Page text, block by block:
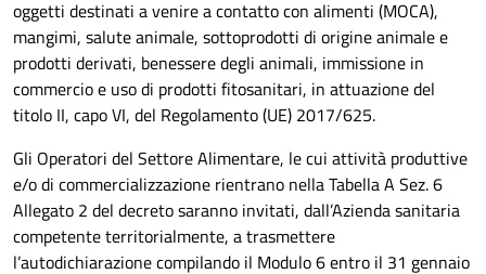
oggetti destinati a venire a contatto con alimenti (MOCA),
mangimi, salute animale, sottoprodotti di origine animale e
prodotti derivati, benessere degli animali, immissione in
commercio e uso di prodotti fitosanitari, in attuazione del
titolo II, capo VI, del Regolamento (UE) 2017/625.
Gli Operatori del Settore Alimentare, le cui attività produttive
e/o di commercializzazione rientrano nella Tabella A Sez. 6
Allegato 2 del decreto saranno invitati, dall’Azienda sanitaria
competente territorialmente, a trasmettere
l’autodichiarazione compilando il Modulo 6 entro il 31 gennaio